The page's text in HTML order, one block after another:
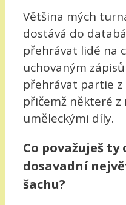
Většina mých
dostává do
přehrávat lidé na
uchovaným
přehrávat partie
přičemž některé
uměleckými díly.
Co považuješ ty
dosavadní
šachu?